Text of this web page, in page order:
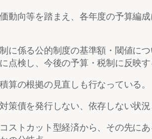
動向等を踏まえ、各年度の予算編
に係る公的制度の基準額・閾値に
点検し、今後の予算・税制に反映す
算の根拠の見直しも行なっている。
策債を発行しない、依存しない状
ストカット型経済から、その先に